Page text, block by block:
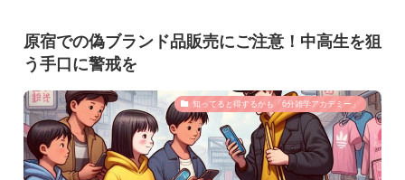
原宿での偽ブランド品販売にご注意！中高生を狙
う手口に警戒を
知ってると得するかも「6分雑学アカデミー」